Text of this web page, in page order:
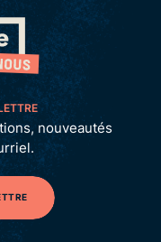
nouveautés